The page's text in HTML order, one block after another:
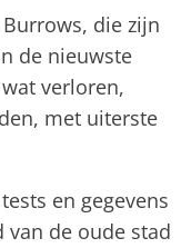
die zijn
de nieuwste
verloren,
met uiterste
en gegevens
van de oude stad